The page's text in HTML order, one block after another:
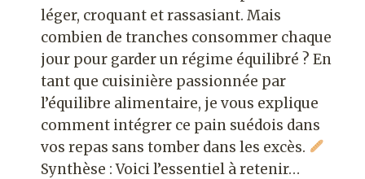
léger, croquant et rassasiant. Mais
combien de tranches consommer chaque
jour pour garder un régime équilibré ? En
tant que cuisinière passionnée par
l’équilibre alimentaire, je vous explique
comment intégrer ce pain suédois dans
vos repas sans tomber dans les excès.
Synthèse : Voici l’essentiel à retenir…